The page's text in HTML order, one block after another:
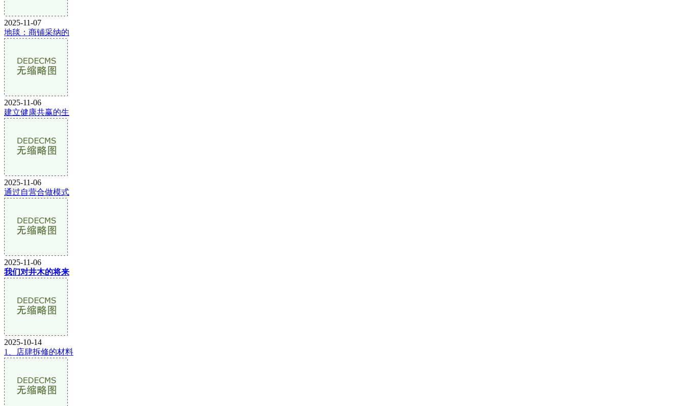
2025-11-07
地毯：商铺采纳的
2025-11-06
建立健康共赢的生
2025-11-06
通过自营合做模式
2025-11-06
我们对井木的将来
2025-10-14
1、店肆拆修的材料